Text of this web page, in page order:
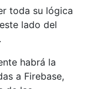
toda su lógica
lado del
habrá la
a Firebase,